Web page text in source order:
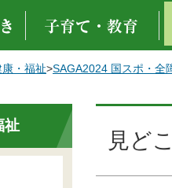
康・福祉>SAGA2024 国スポ・
祉
見ど